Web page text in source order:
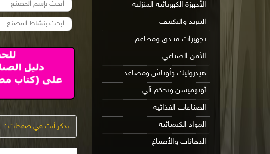
الأجهزة الكهربائية المنزلية
التبريد والتكييف
تجهيزات فنادق ومطاعم
الأمن الصناعي
هيدروليك وأوناش ومصاعد
أوتوميشن وتحكم آلي
الصناعات الغذائية
المواد الكيميائية
الدهانات والأصباغ
تذكر أنت في صفحات :